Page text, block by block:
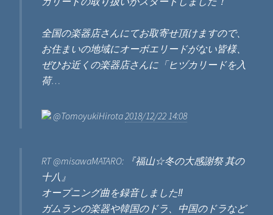
全国の楽器店さんにてお取寄せ頂けますので、
お住まいの地域にオーボエリードがない皆様、
ぜひお近くの楽器店さんに「ヒヅカリードを入
荷…
@TomoyukiHirota 2018/12/22 14:08
RT @misawaMATARO: 『福山☆冬の大感謝祭 其の
十八』
オープニング曲を録音しました‼️
ガムランの楽器や韓国のドラ、中国のドラなど